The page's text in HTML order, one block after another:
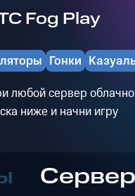
Fog Play
Гонки
любой сервер
ниже и начни игру